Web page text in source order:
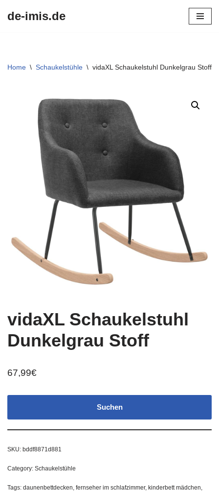
de-imis.de
Home \ Schaukelstühle \ vidaXL Schaukelstuhl Dunkelgrau Stoff
vidaXL Schaukelstuhl
Dunkelgrau Stoff
67,99€
Suchen
SKU: bddf8871d881
Category: Schaukelstühle
Tags: daunenbettdecken, fernseher im schlafzimmer, kinderbett mädchen,